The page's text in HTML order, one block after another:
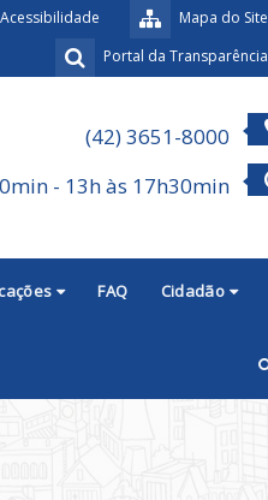
Mapa do Site
Acessibilidade
Portal da Transparência
(42) 3651-8000
- 13h às 17h30min
FAQ Cidadão